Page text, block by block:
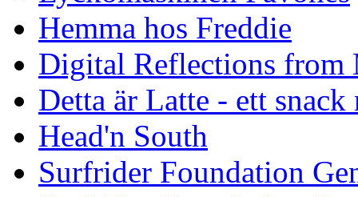
Hemma hos Freddie
Digital Reflections from
Detta är Latte - ett
Head'n South
Surfrider Foundation